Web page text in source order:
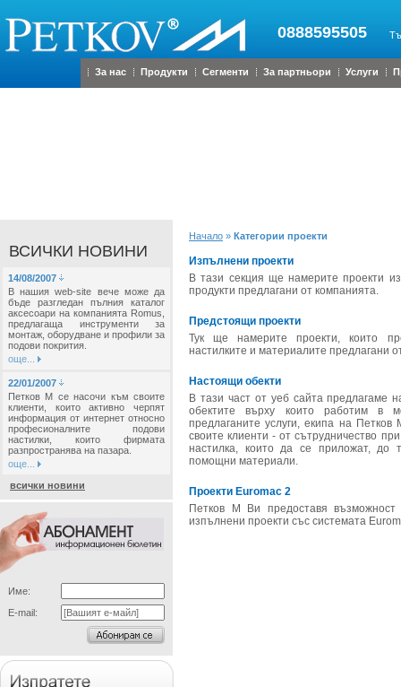
За нас Продукти Сегменти За партньори Услуги
ВСИЧКИ НОВИНИ
14/08/2007
В нашия web-site вече може да
бъде разгледан пълния каталог
аксесоари на компанията Romus,
предлагаща инструменти за
монтаж, оборудване и профили за
подови покрития.
още...
22/01/2007
Петков М се насочи към своите
клиенти, които активно черпят
информация от интернет относно
професионалните подови
настилки, които фирмата
разпространява на пазара.
още...
всички новини
Име:
E-mail:
Начало » Категории проекти
Изпълнени проекти
В тази секция ще намерите проекти
продукти предлагани от компанията.
Предстоящи проекти
Тук ще намерите проекти, които
настилките и материалите предлагани
Настоящи обекти
В тази част от уеб сайта предлагаме
обектите върху които работим в
предлаганите услуги, екипа на
своите клиенти - от сътрудничество
настилка, които да се приложат, до
помощни материали.
Проекти Euromac 2
Петков М Ви предоставя
изпълнени проекти със системата
0888595505